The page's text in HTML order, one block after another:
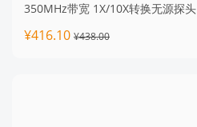
350MHz带宽 1X/10X转换无源探头
¥416.10 ¥438.00